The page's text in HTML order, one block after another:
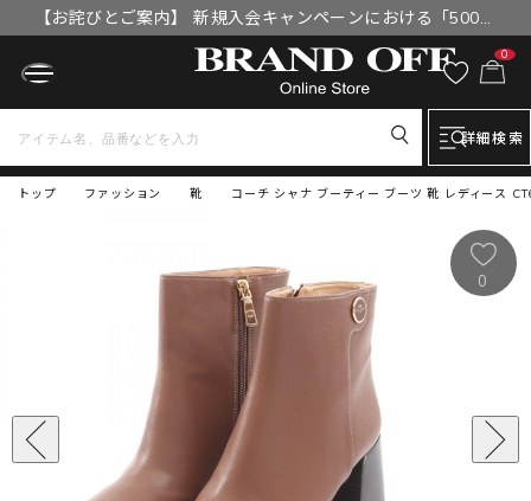
【お詫びとご案内】 新規入会キャンペーンにおける「500円
OFFクーポン」付与漏れと補填について
0
詳細検索
トップ コーチ シャナ ブーティー ブーツ 靴 レディース
ファッション 靴
0